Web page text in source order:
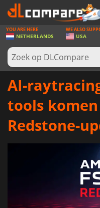
SPELLEN
GAME CARDS
SOFTWARE
YOU ARE HERE
NETHERLANDS
WE ALSO
USA
AI-
tools komen
Redstone-